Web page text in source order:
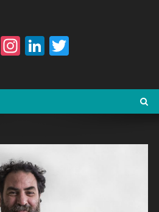
Facebook
Instagram
LinkedIn